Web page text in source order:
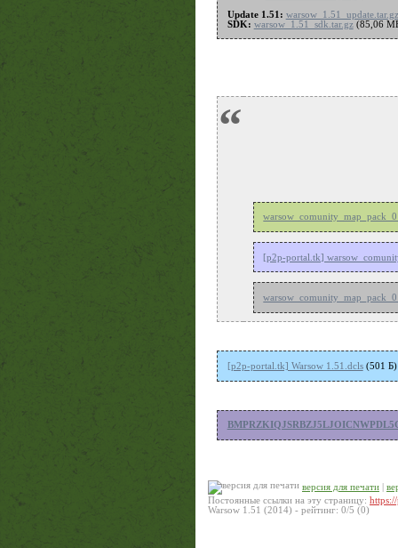
Update 1.51: warsow_1.51_update.tar.gz
SDK: warsow_1.51_sdk.tar.gz (85,06
“
[p2p-portal.tk]
[p2p-portal.tk] Warsow 1.51.dcls(501 Б)
версия для печати
Постоянные ссылки на эту страницу:
Warsow 1.51 (2014) - рейтинг: 0/5 (0)